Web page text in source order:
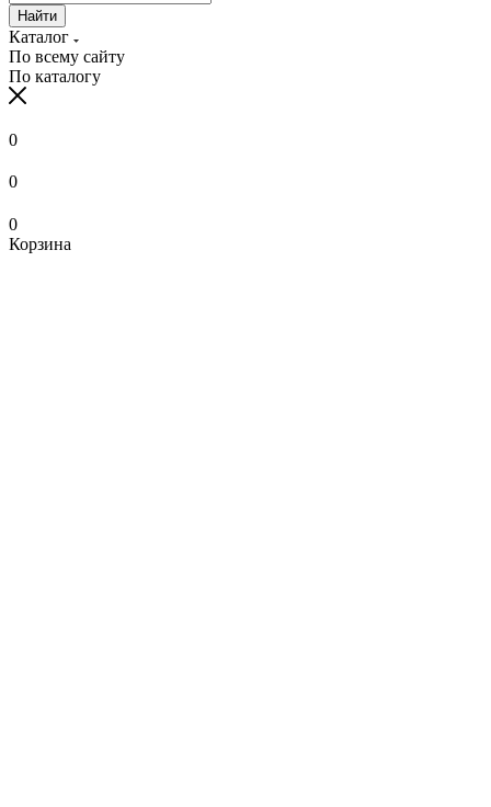
Найти
Каталог
По всему сайту
По каталогу
0
0
0
Корзина